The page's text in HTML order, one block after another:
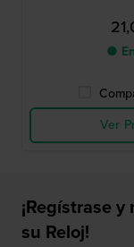
●
Ver
¡Regístrase
su Reloj!